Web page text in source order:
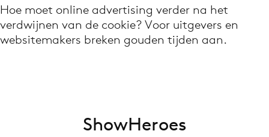
Volg het laatste nieuws via de Adformatie
Nieuws app
Hoe moet online advertising verder na het
verdwijnen van de cookie? Voor uitgevers en
websitemakers breken gouden tijden aan.
ShowHeroes